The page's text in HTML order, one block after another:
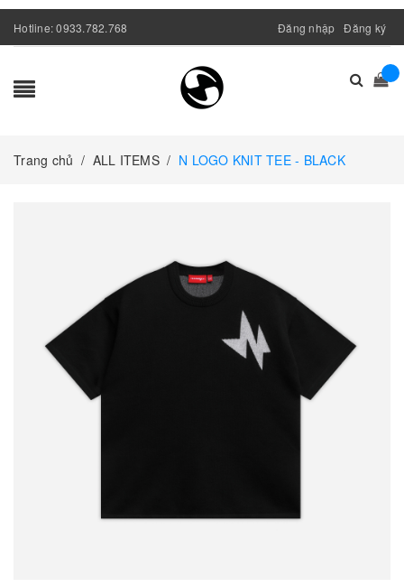
Hotline:0933.782.768 Đăng nhập Đăng ký
Trang chủ / ALL ITEMS / N LOGO KNIT TEE - BLACK